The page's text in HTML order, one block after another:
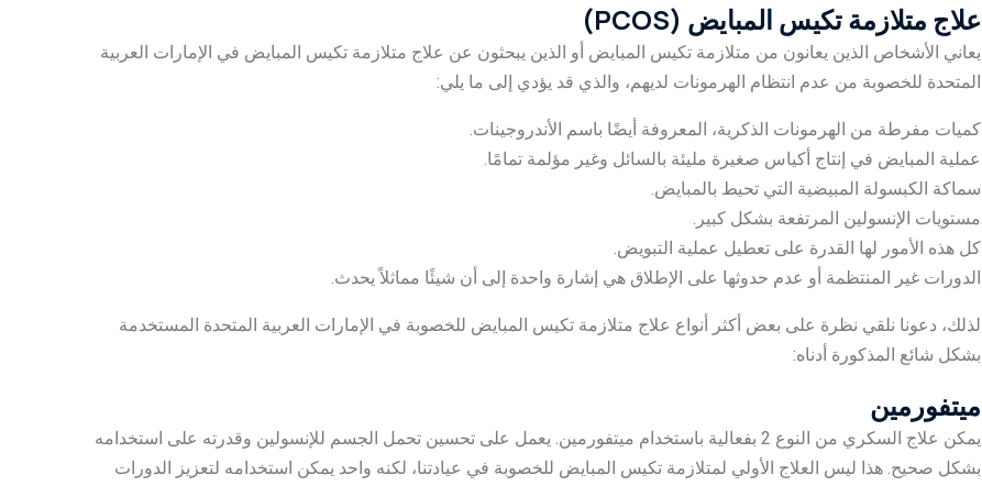
علاج متلازمة تكيس المبايض (PCOS)
يعاني الأشخاص الذين يعانون من متلازمة تكيس المبايض أو الذين يبحثون عن علاج متلازمة تكيس المبايض في الإمارات العربية
المتحدة للخصوبة من عدم انتظام الهرمونات لديهم، والذي قد يؤدي إلى ما يلي:
كميات مفرطة من الهرمونات الذكرية، المعروفة أيضًا باسم الأندروجينات.
عملية المبايض في إنتاج أكياس صغيرة مليئة بالسائل وغير مؤلمة تمامًا.
سماكة الكبسولة المبيضية التي تحيط بالمبايض.
مستويات الإنسولين المرتفعة بشكل كبير.
كل هذه الأمور لها القدرة على تعطيل عملية التبويض.
الدورات غير المنتظمة أو عدم حدوثها على الإطلاق هي إشارة واحدة إلى أن شيئًا مماثلاً يحدث.
لذلك، دعونا نلقي نظرة على بعض أكثر أنواع علاج متلازمة تكيس المبايض للخصوبة في الإمارات العربية المتحدة المستخدمة
بشكل شائع المذكورة أدناه:
ميتفورمين
يمكن علاج السكري من النوع 2 بفعالية باستخدام ميتفورمين. يعمل على تحسين تحمل الجسم للإنسولين وقدرته على استخدامه
بشكل صحيح. هذا ليس العلاج الأولي لمتلازمة تكيس المبايض للخصوبة في عيادتنا، لكنه واحد يمكن استخدامه لتعزيز الدورات